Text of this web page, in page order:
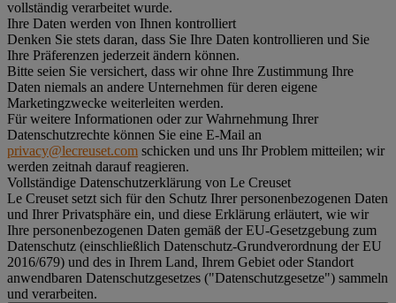
vollständig verarbeitet wurde.
Ihre Daten werden von Ihnen kontrolliert
Denken Sie stets daran, dass Sie Ihre Daten kontrollieren und Sie
Ihre Präferenzen jederzeit ändern können.
Bitte seien Sie versichert, dass wir ohne Ihre Zustimmung Ihre
Daten niemals an andere Unternehmen für deren eigene
Marketingzwecke weiterleiten werden.
Für weitere Informationen oder zur Wahrnehmung Ihrer
Datenschutzrechte können Sie eine E-Mail an
privacy@lecreuset.com schicken und uns Ihr Problem mitteilen; wir
werden zeitnah darauf reagieren.
Vollständige Datenschutzerklärung von Le Creuset
Le Creuset setzt sich für den Schutz Ihrer personenbezogenen Daten
und Ihrer Privatsphäre ein, und diese Erklärung erläutert, wie wir
Ihre personenbezogenen Daten gemäß der EU-Gesetzgebung zum
Datenschutz (einschließlich Datenschutz-Grundverordnung der EU
2016/679) und des in Ihrem Land, Ihrem Gebiet oder Standort
anwendbaren Datenschutzgesetzes ("Datenschutzgesetze") sammeln
und verarbeiten.